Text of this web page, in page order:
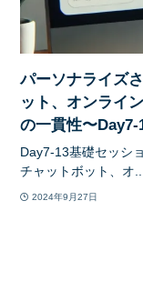
パーソナライズ
ット、オンライ
の一貫性〜Day7-
Day7-13基礎セッシ
チャットボット、オ...
2024年9月27日